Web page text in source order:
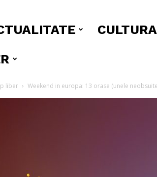
CULTURA
liber Weekend in europa: 13 orase (unele